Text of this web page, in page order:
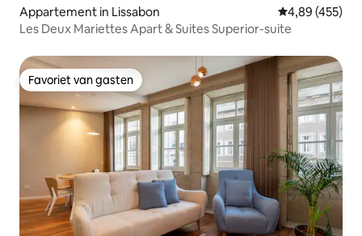
Appartement in Lissabon Gemiddelde
4,89 (455)
Les Deux Mariettes Apart & Suites Superior-suite
Favoriet van gasten
Favoriet van gasten